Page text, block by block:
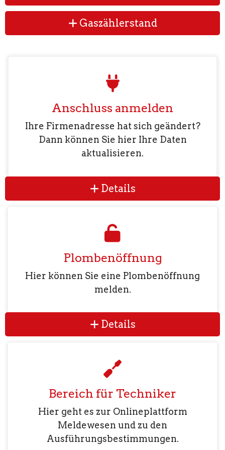
Gaszählerstand
Anschluss anmelden
Ihre Firmenadresse hat sich geändert?
Dann können Sie hier Ihre Daten
aktualisieren.
Plombenöffnung
Hier können Sie eine Plombenöffnung
melden.
Bereich für Techniker
Hier geht es zur Onlineplattform
Meldewesen und zu den
Ausführungsbestimmungen.
Details
Details